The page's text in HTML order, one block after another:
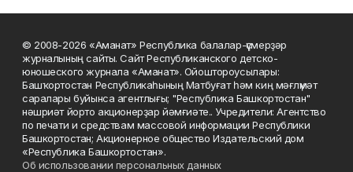
© 2008-2026 «Аманат» Республика балалар-үҫмерҙәр
журналының сайты. Сайт Республиканского детско-
юношеского журнала «Аманат». Ойоштороусылары:
Башҡортостан Республикаһының Матбуғат һәм киң мәғлүмәт
саралары буйынса агентлығы; "Республика Башкортостан"
нәшриәт йорто акционерҙар йәмғиәте.. Учредители: Агентство
по печати и средствам массовой информации Республики
Башкортостан; Акционерное общество Издательский дом
«Республика Башкортостан».
Об использовании персональных данных